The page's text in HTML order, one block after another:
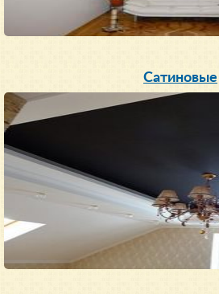
Сатиновые